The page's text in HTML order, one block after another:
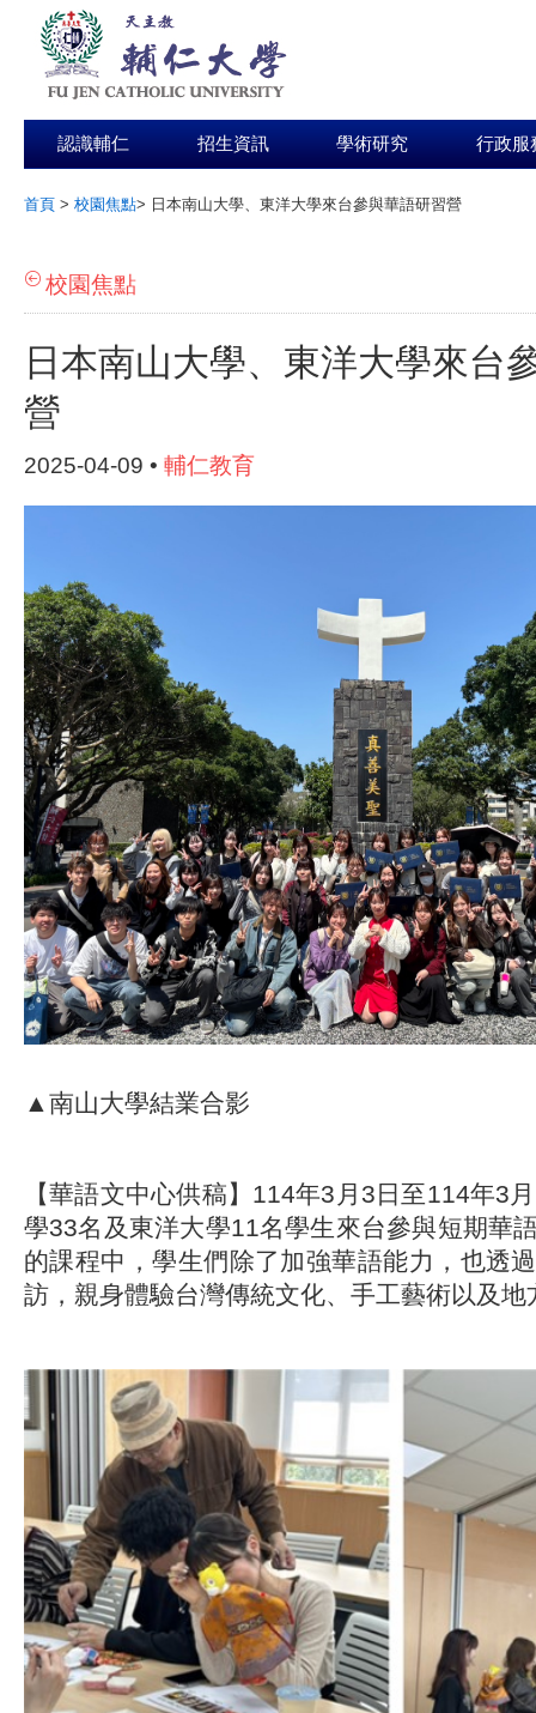
認識輔仁 招生資訊 學術研究 行政服
首頁 > 校園焦點> 日本南山大學、東洋大學來台參與華語研習營
校園焦點
日本南山大學、東洋大學來台
營
2025-04-09 • 輔仁教育
▲南山大學結業合影
【華語文中心供稿】114年3月3日至114年3
學33名及東洋大學11名學生來台參與短期華
的課程中，學生們除了加強華語能力，也透
訪，親身體驗台灣傳統文化、手工藝術以及地